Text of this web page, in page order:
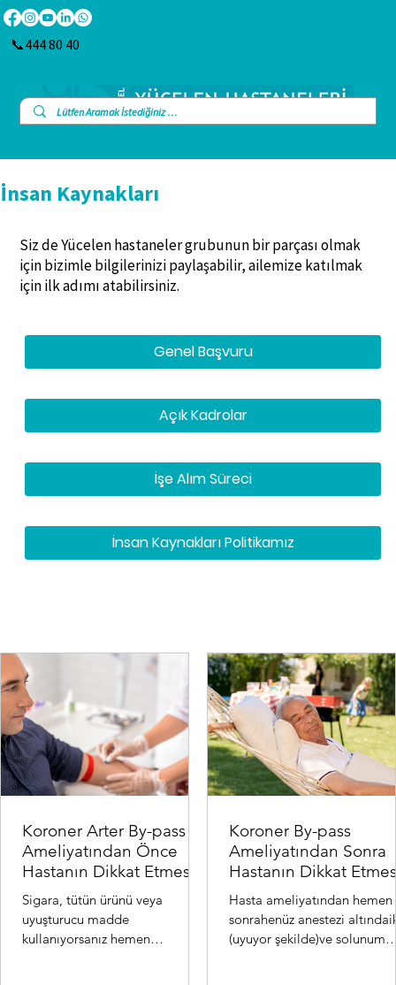
📞444 80 40
İnsan Kaynakları
Siz de Yücelen hastaneler grubunun bir parçası olmak
için bizimle bilgilerinizi paylaşabilir, ailemize katılmak
için ilk adımı atabilirsiniz.
Genel Başvuru
Açık Kadrolar
İşe Alım Süreci
İnsan Kaynakları Politikamız
Koroner Arter By-pass
Ameliyatından Önce
Hastanın Dikkat Etmesi
Gereken Hususlar:
Sigara, tütün ürünü veya
uyuşturucu madde
kullanıyorsanız hemen
Koroner By-pass
Ameliyatından Sonra
Hastanın Dikkat
Gereken Hususlar:
Hasta ameliyatından hemen
sonrahenüz anestezi
(uyuyor şekilde)ve solunum